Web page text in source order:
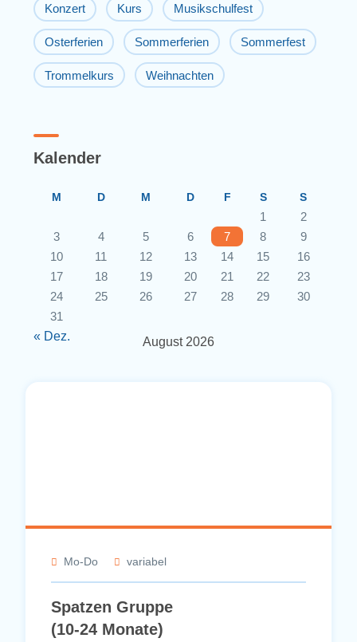
Konzert Kurs Musikschulfest
Osterferien Sommerferien Sommerfest
Trommelkurs Weihnachten
Kalender
August 2026
M D M D F S S
1
2
3
4 5 6 7 8
9
10
11 12 13 14 15
16
17
18 19 20 21 22
23
24
25 26 27 28 29
30
31
« Dez.
Mo-Do variabel
Spatzen Gruppe
(10-24 Monate)